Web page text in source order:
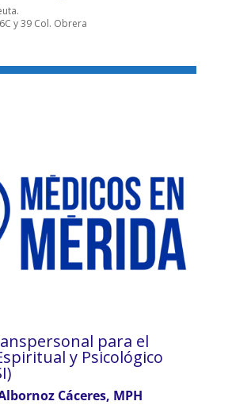
y 39 Col. Obrera
para el
y Psicológico
Cáceres, MPH